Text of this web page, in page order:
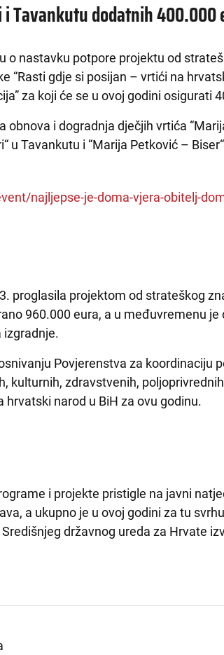
Tavankutu dodatnih 400.000
o nastavku potpore projektu od
“Rasti gdje si posijan – vrtići na
za koji će se u ovoj godini osigurati
obnova i dogradnja dječjih vrtića
u Tavankutu i “Marija Petković –
najljepse-je-doma-vjera-obitelj-
proglasila projektom od strateškog
960.000 eura, a u međuvremenu je
izgradnje.
Povjerenstva za koordinaciju
kulturnih, zdravstvenih,
hrvatski narod u BiH za ovu godinu.
i projekte pristigle na javni
a ukupno je u ovoj godini za tu
državnog ureda za Hrvate